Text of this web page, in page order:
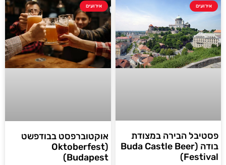
אירועים
פסטיבל הבירה במצודת
בודה (Buda Castle Beer
Festival)
אירועים
אוקטוברפסט בבודפשט
(Oktoberfest
Budapest)